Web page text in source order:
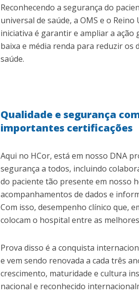
Reconhecendo a segurança do
universal de saúde, a OMS e o
iniciativa é garantir e ampliar a ação
baixa e média renda para reduzir os
saúde.
Qualidade e segurança
importantes certificações
Aqui no HCor, está em nosso DNA
segurança a todos, incluindo
do paciente tão presente em nosso
acompanhamentos de dados e
Com isso, desempenho clínico que,
colocam o hospital entre as
Prova disso é a conquista
e vem sendo renovada a cada três
crescimento, maturidade e cultura
nacional e reconhecido